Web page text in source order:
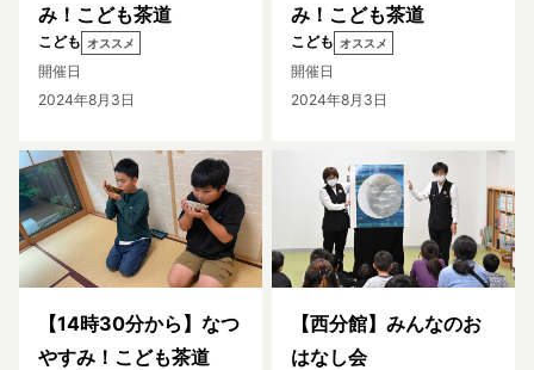
み！こども茶道
こども オススメ
開催日
2024年8月3日
み！こども茶道
こども オススメ
開催日
2024年8月3日
【14時30分から】なつ
やすみ！こども茶道
【西分館】みんなのお
はなし会